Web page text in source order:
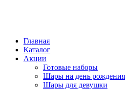
Главная
Каталог
Акции
Готовые наборы
Шары на день рождения
Шары для девушки